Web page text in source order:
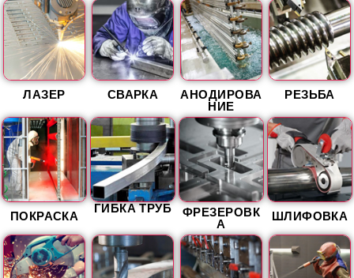
ЛАЗЕР СВАРКА АНОДИРОВА
НИЕ
РЕЗЬБА
ПОКРАСКА ГИБКА ТРУБ ФРЕЗЕРОВК
А ШЛИФОВКА